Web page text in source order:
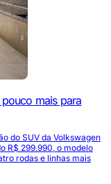
mais para
do SUV da Volkswagen
R$ 299.990, o modelo
rodas e linhas mais